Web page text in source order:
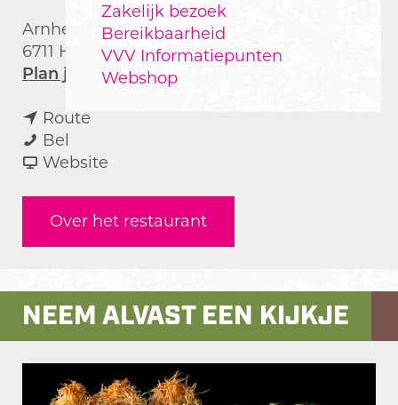
Zakelijk bezoek
Bereikbaarheid
VVV Informatiepunten
Webshop
Arnhemseweg 20
6711 HA
Ede
Plan je routen
H
o
s
e
E
d
e
Route
a
h
a
o
u
s
e
Bel
h
o
u
e
E
d
e
Website
C
h
H
o
u
s
e
Over het restaurant
NEEM ALVAST EEN KIJKJE